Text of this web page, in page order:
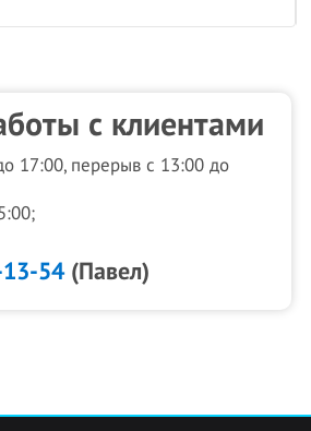
с клиентами
17:00, перерыв с 13:00 до
54(Павел)